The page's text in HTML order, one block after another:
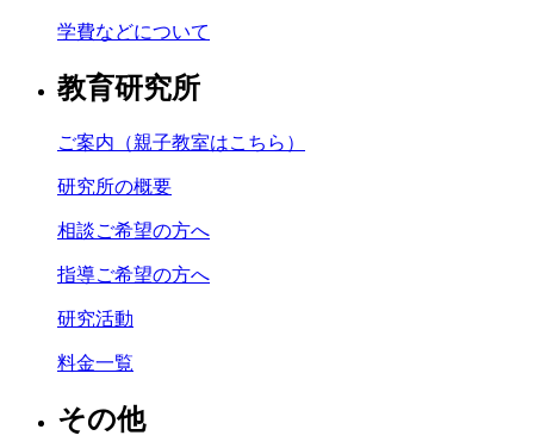
学費などについて
教育研究所
ご案内（親子教室はこちら）
研究所の概要
相談ご希望の方へ
指導ご希望の方へ
研究活動
料金一覧
その他